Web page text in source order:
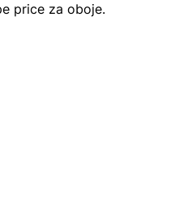
price za oboje.